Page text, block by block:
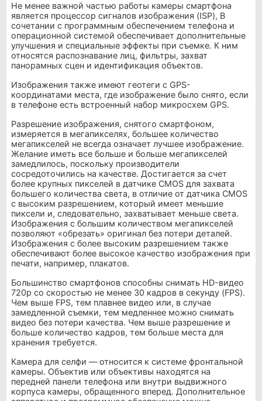
Не менее важной частью работы камеры смартфона
является процессор сигналов изображения (ISP), В
сочетании с программным обеспечением телефона и
операционной системой обеспечивает дополнительные
улучшения и специальные эффекты при съемке. К ним
относятся распознавание лиц, фильтры, захват
панорамных сцен и идентификация объектов.
Изображения также имеют геотеги с GPS-
координатами места, где изображение было снято, если
в телефоне есть встроенный набор микросхем GPS.
Разрешение изображения, снятого смартфоном,
измеряется в мегапикселях, большее количество
мегапикселей не всегда означает лучшее изображение.
Желание иметь все больше и больше мегапикселей
замедлилось, поскольку производители
сосредоточились на качестве. Достигается за счет
более крупных пикселей в датчике CMOS для захвата
большего количества света, в отличие от датчика CMOS
с высоким разрешением, который имеет меньшие
пиксели и, следовательно, захватывает меньше света.
Изображения с большим количеством мегапикселей
позволяют «обрезать» оригинал без потери деталей.
Изображения с более высоким разрешением также
обеспечивают более высокое качество изображения при
печати, например, плакатов.
Большинство смартфонов способны снимать HD-видео
720p со скоростью не менее 30 кадров в секунду (FPS).
Чем выше FPS, тем плавнее видео или, в случае
замедленной съемки, тем медленнее можно снимать
видео без потери качества. Чем выше разрешение и
больше количество кадров, тем больше места для
хранения требуется.
Камера для селфи — относится к системе фронтальной
камеры. Объектив или объективы находятся на
передней панели телефона или внутри выдвижного
корпуса камеры, обращенного вперед. Дополнительное